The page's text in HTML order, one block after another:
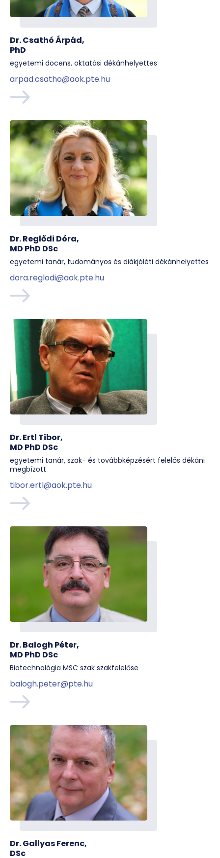
Dr. Csathó Árpád,
PhD
egyetemi docens, oktatási dékánhelyettes
arpad.csatho@aok.pte.hu
Dr. Reglődi Dóra,
MD PhD DSc
egyetemi tanár, tudományos és diákjóléti dékánhelyettes
dora.reglodi@aok.pte.hu
Dr. Ertl Tibor,
MD PhD DSc
egyetemi tanár, szak- és továbbképzésért felelős dékáni
megbízott
tibor.ertl@aok.pte.hu
Dr. Balogh Péter,
MD PhD DSc
Biotechnológia MSC szak szakfelelőse
balogh.peter@pte.hu
Dr. Gallyas Ferenc,
DSc